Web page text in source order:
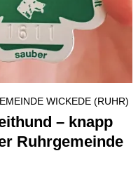
WICKEDE (RUHR)
– knapp
Ruhrgemeinde